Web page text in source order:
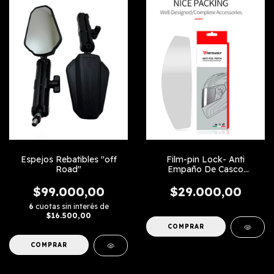
Espejos Rebatibles "off
Road"
$99.000,00
6 cuotas sin interés de
$16.500,00
Film-pin Lock- Anti
Empaño De Casco
$29.000,00